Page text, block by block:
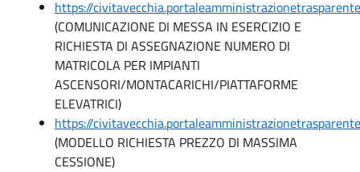
https://
(COMUNICAZIONE DI MESSA IN ESERCIZIO E
RICHIESTA DI ASSEGNAZIONE NUMERO DI
MATRICOLA PER IMPIANTI
ASCENSORI/MONTACARICHI/PIATTAFORME
ELEVATRICI)
https://
(MODELLO RICHIESTA PREZZO DI MASSIMA
CESSIONE)